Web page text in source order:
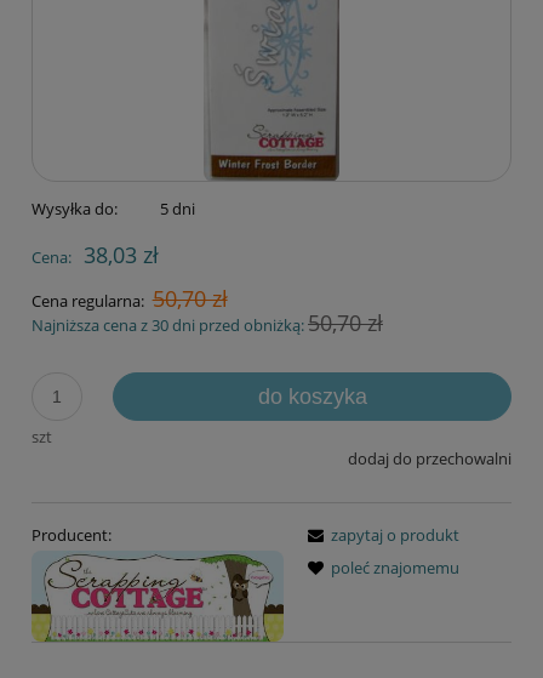
Wysyłka do: 5 dni
Cena: 38,03 zł
Cena regularna: 50,70 zł
Najniższa cena z 30 dni przed obniżką:50,70 zł
szt
do koszyka
dodaj do przechowalni
Producent:
zapytaj o produkt
poleć znajomemu